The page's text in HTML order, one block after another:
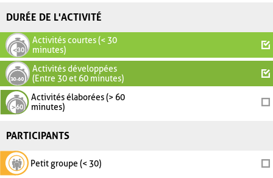
DURÉE DE L'ACTIVITÉ
Activités courtes (< 30
minutes)
Activités développées
(Entre 30 et 60 minutes)
Activités élaborées (> 60
minutes)
PARTICIPANTS
Petit groupe (< 30)